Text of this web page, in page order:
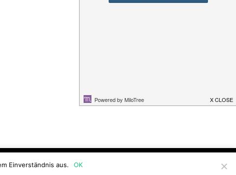
ablehnen! Cookie settings
Einverständnis aus. OK